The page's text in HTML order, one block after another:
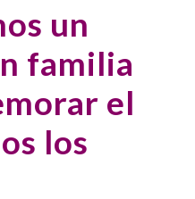
un
familia
el
los